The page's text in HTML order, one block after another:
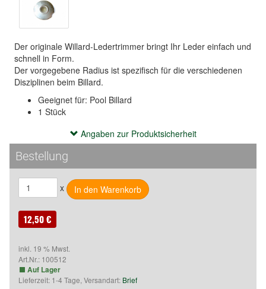
Der originale Willard-Ledertrimmer bringt Ihr Leder einfach und
schnell in Form.
Der vorgegebene Radius ist spezifisch für die verschiedenen
Disziplinen beim Billard.
Geeignet für: Pool Billard
1 Stück
Angaben zur Produktsicherheit
Verantwortliche Person:
Inhaber: Kurt Schleske
Grenzallee 9-11
12057 Berlin
Deutschland
Phone: +49(0)30710 96 767
Angaben zur Produktsicherheit
Bestellung
x
12,50 €
inkl. 19 % Mwst.
Art.Nr.: 100512
Auf Lager
Lieferzeit: 1-4 Tage, Versandart: Brief